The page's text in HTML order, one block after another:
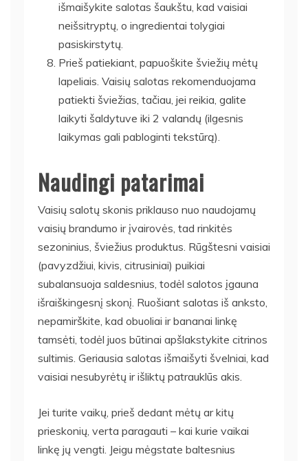
išmaišykite salotas šaukštu, kad vaisiai
neišsitryptų, o ingredientai tolygiai
pasiskirstytų.
Prieš patiekiant, papuoškite šviežių mėtų
lapeliais. Vaisių salotas rekomenduojama
patiekti šviežias, tačiau, jei reikia, galite
laikyti šaldytuve iki 2 valandų (ilgesnis
laikymas gali pabloginti tekstūrą).
Naudingi patarimai
Vaisių salotų skonis priklauso nuo naudojamų
vaisių brandumo ir įvairovės, tad rinkitės
sezoninius, šviežius produktus. Rūgštesni vaisiai
(pavyzdžiui, kivis, citrusiniai) puikiai
subalansuoja saldesnius, todėl salotos įgauna
išraiškingesnį skonį. Ruošiant salotas iš anksto,
nepamirškite, kad obuoliai ir bananai linkę
tamsėti, todėl juos būtinai apšlakstykite citrinos
sultimis. Geriausia salotas išmaišyti švelniai, kad
vaisiai nesubyrėtų ir išliktų patrauklūs akis.
Jei turite vaikų, prieš dedant mėtų ar kitų
prieskonių, verta paragauti – kai kurie vaikai
linkę jų vengti. Jeigu mėgstate baltesnius